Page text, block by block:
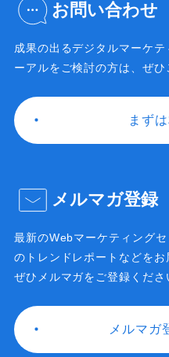
お問い合わせ
成果の出るデジタルマーケ
ーアルをご検討の方は、ぜひ
まず
メルマガ登録
最新のWebマーケティングセ
のトレンドレポートなどをお
ぜひメルマガをご登録くださ
メルマガ